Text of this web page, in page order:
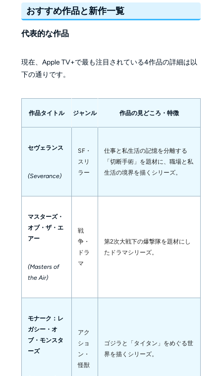
おすすめ作品と新作一覧
代表的な作品
現在、Apple TV+で最も注目されている4作品の詳細は以
下の通りです。
作品タイトル ジャンル 作品の見どころ・特徴
セヴェランス
(Severance)
SF・
スリ
ラー
仕事と私生活の記憶を分離する
「切断手術」を題材に、職場と私
生活の境界を描くシリーズ。
マスターズ・
オブ・ザ・エ
アー
(Masters of
the Air)
戦
争・
ドラ
マ
第2次大戦下の爆撃隊を題材にし
たドラマシリーズ。
モナーク：レ
ガシー・オ
ブ・モンスタ
ーズ
アク
ショ
ン・
怪獣
ゴジラと「タイタン」をめぐる世
界を描くシリーズ。